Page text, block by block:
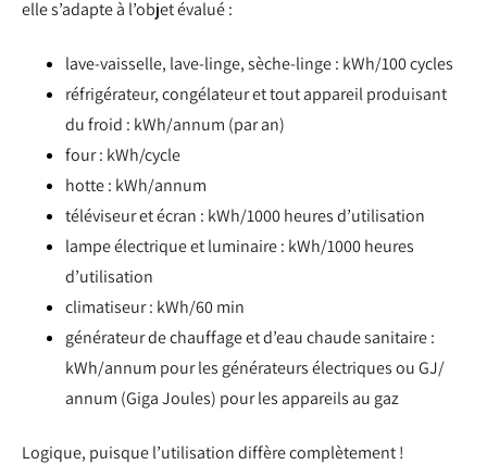
elle s’adapte à l’objet évalué :
lave-vaisselle, lave-linge, sèche-linge : kWh/100 cycles
réfrigérateur, congélateur et tout appareil produisant
du froid : kWh/annum (par an)
four : kWh/cycle
hotte : kWh/annum
téléviseur et écran : kWh/1000 heures d’utilisation
lampe électrique et luminaire : kWh/1000 heures
d’utilisation
climatiseur : kWh/60 min
générateur de chauffage et d’eau chaude sanitaire :
kWh/annum pour les générateurs électriques ou GJ/
annum (Giga Joules) pour les appareils au gaz
Logique, puisque l’utilisation diffère complètement !